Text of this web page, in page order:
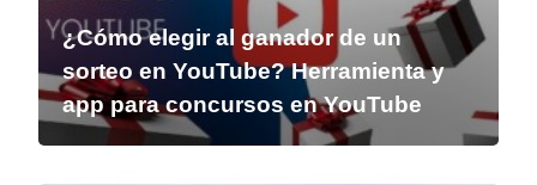
¿Cómo elegir al ganador de un
sorteo en YouTube? Herramienta y
app para concursos en YouTube